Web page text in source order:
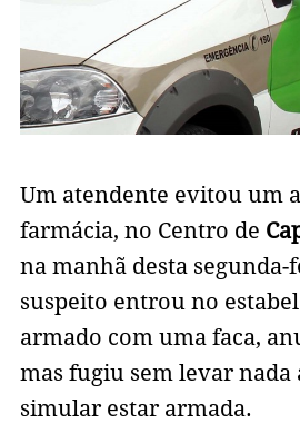
Um atendente evitou um
farmácia, no Centro de
na manhã desta segunda-
suspeito entrou no
armado com uma faca,
mas fugiu sem levar nada
simular estar armada.